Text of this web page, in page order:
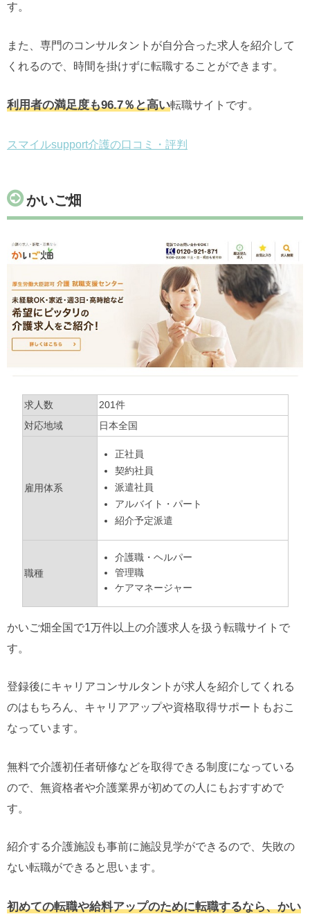
す。
また、専門のコンサルタントが自分合った求人を紹介して
くれるので、時間を掛けずに転職することができます。
利用者の満足度も96.7％と高い転職サイトです。
スマイルsupport介護の口コミ・評判
かいご畑
求人数
201件
対応地域
日本全国
雇用体系
正社員
契約社員
派遣社員
アルバイト・パート
紹介予定派遣
職種
介護職・ヘルパー
管理職
ケアマネージャー
かいご畑全国で1万件以上の介護求人を扱う転職サイトで
す。
登録後にキャリアコンサルタントが求人を紹介してくれる
のはもちろん、キャリアアップや資格取得サポートもおこ
なっています。
無料で介護初任者研修などを取得できる制度になっている
ので、無資格者や介護業界が初めての人にもおすすめで
す。
紹介する介護施設も事前に施設見学ができるので、失敗の
ない転職ができると思います。
初めての転職や給料アップのために転職するなら、かい